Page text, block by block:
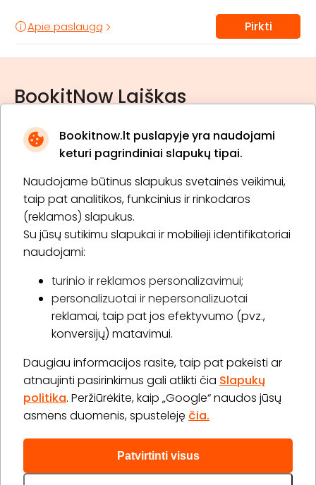
Bookitnow.lt puslapyje yra naudojami
keturi pagrindiniai slapukų tipai.
Naudojame būtinus slapukus svetainės veikimui,
taip pat analitikos, funkcinius ir rinkodaros
(reklamos) slapukus.
Su jūsų sutikimu slapukai ir mobilieji identifikatoriai
naudojami:
turinio ir reklamos personalizavimui;
personalizuotai ir nepersonalizuotai
reklamai, taip pat jos efektyvumo (pvz.,
konversijų) matavimui.
Daugiau informacijos rasite, taip pat pakeisti ar
atnaujinti pasirinkimus gali atlikti čia Slapukų
politika. Peržiūrėkite, kaip „Google“ naudos jūsų
asmens duomenis, spustelėję čia.
Patvirtinti visus
Apie paslaugą Pirkti
BookitNow Laiškas
* Susipažinau su privatumo politika
Prenumeruoti
Apie „BookitNow“
Informacija
„GERA DOVANA“ GRUPĖ
2026 © Visos teisės saugomos info@bookitnow.lt, +370